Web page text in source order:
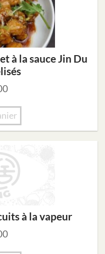
à la sauce Jin Du
à la vapeur